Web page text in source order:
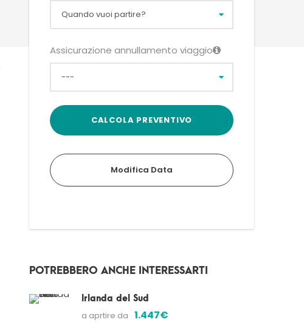
Assicurazione annullamento viaggio
Modifica Data
POTREBBERO ANCHE INTERESSARTI
Irlanda del Sud
a aprtire da 1.447€